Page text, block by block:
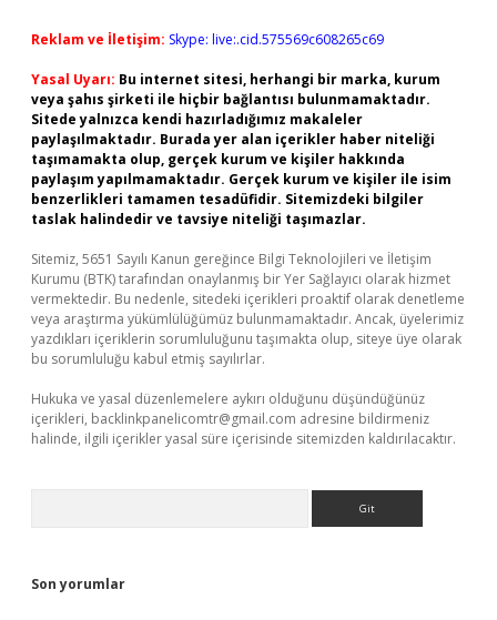
Reklam ve İletişim: Skype: live:.cid.575569c608265c69
Yasal Uyarı: Bu internet sitesi, herhangi bir marka, kurum
veya şahıs şirketi ile hiçbir bağlantısı bulunmamaktadır.
Sitede yalnızca kendi hazırladığımız makaleler
paylaşılmaktadır. Burada yer alan içerikler haber niteliği
taşımamakta olup, gerçek kurum ve kişiler hakkında
paylaşım yapılmamaktadır. Gerçek kurum ve kişiler ile isim
benzerlikleri tamamen tesadüfidir. Sitemizdeki bilgiler
taslak halindedir ve tavsiye niteliği taşımazlar.
Sitemiz, 5651 Sayılı Kanun gereğince Bilgi Teknolojileri ve İletişim
Kurumu (BTK) tarafından onaylanmış bir Yer Sağlayıcı olarak hizmet
vermektedir. Bu nedenle, sitedeki içerikleri proaktif olarak denetleme
veya araştırma yükümlülüğümüz bulunmamaktadır. Ancak, üyelerimiz
yazdıkları içeriklerin sorumluluğunu taşımakta olup, siteye üye olarak
bu sorumluluğu kabul etmiş sayılırlar.
Hukuka ve yasal düzenlemelere aykırı olduğunu düşündüğünüz
içerikleri, backlinkpanelicomtr@gmail.com adresine bildirmeniz
halinde, ilgili içerikler yasal süre içerisinde sitemizden kaldırılacaktır.
Son yorumlar